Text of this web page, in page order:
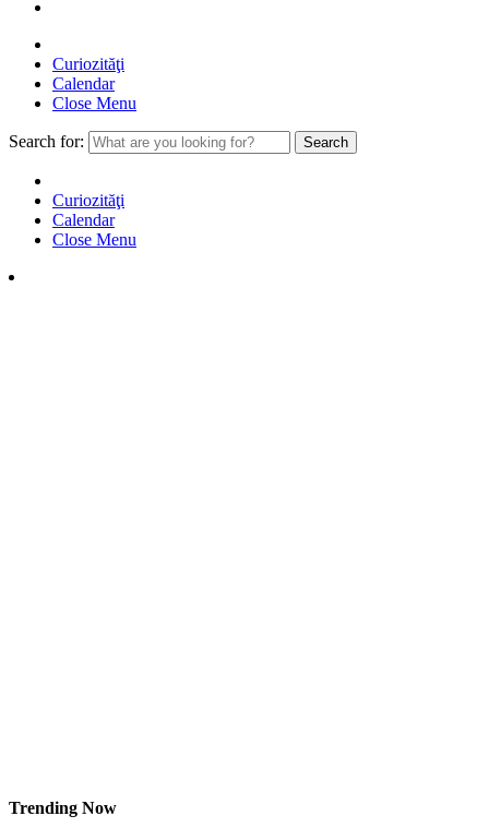
Curiozităţi
Calendar
Close Menu
Search for:
Curiozităţi
Calendar
Close Menu
Trending Now